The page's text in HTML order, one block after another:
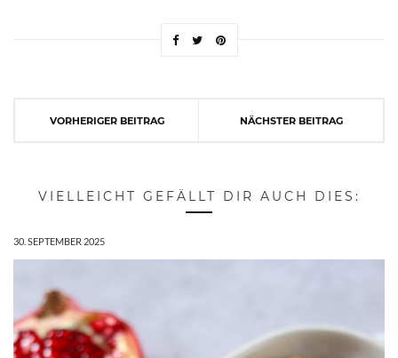
VORHERIGER BEITRAG NÄCHSTER BEITRAG
VIELLEICHT GEFÄLLT DIR AUCH DIES:
30. SEPTEMBER 2025